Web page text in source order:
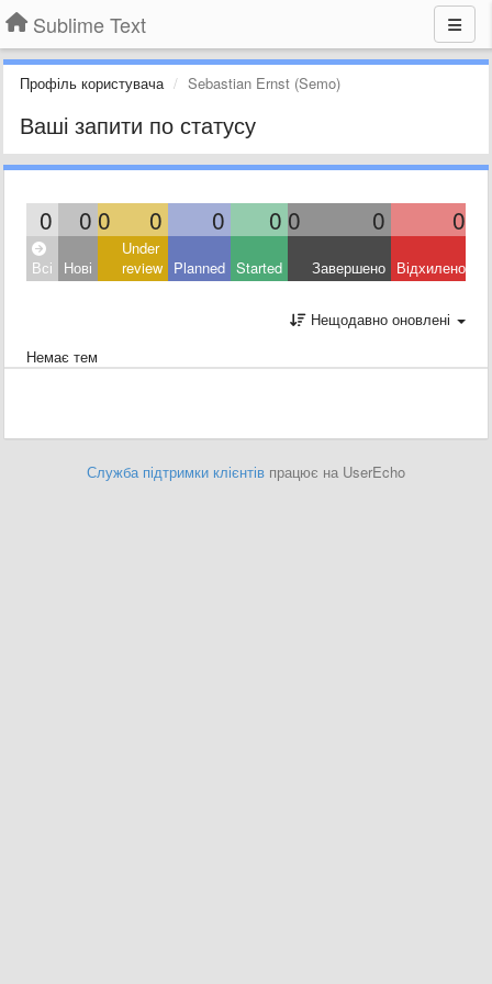
Sublime Text
Профіль користувача Sebastian Ernst (Semo)
Ваші запити по статусу
0 0 0 0 0 0 0 0 0
Всі Нові
Under
review Planned Started Завершено Відхилено
Нещодавно оновлені
Немає тем
Служба підтримки клієнтів працює на UserEcho